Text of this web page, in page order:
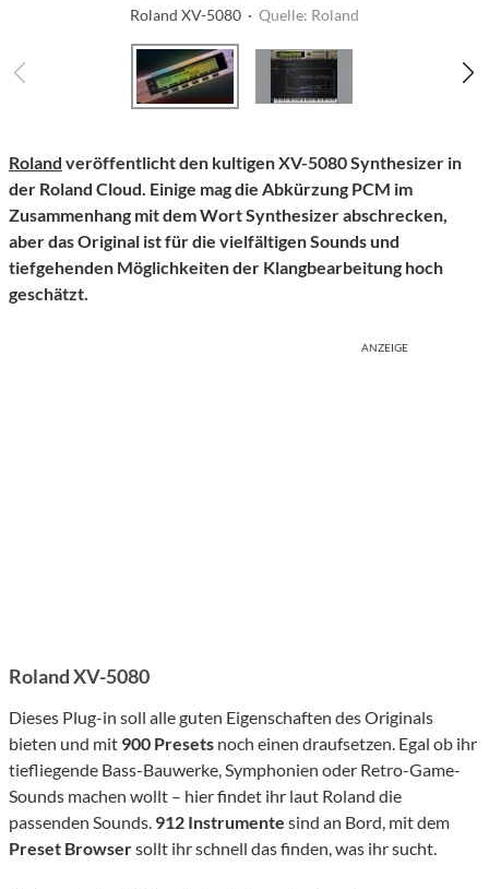
Roland XV-5080 · Quelle: Roland
Roland veröffentlicht den kultigen XV-5080 Synthesizer in
der Roland Cloud. Einige mag die Abkürzung PCM im
Zusammenhang mit dem Wort Synthesizer abschrecken,
aber das Original ist für die vielfältigen Sounds und
tiefgehenden Möglichkeiten der Klangbearbeitung hoch
geschätzt.
ANZEIGE
Roland XV-5080
Dieses Plug-in soll alle guten Eigenschaften des Originals
bieten und mit 900 Presets noch einen draufsetzen. Egal ob ihr
tiefliegende Bass-Bauwerke, Symphonien oder Retro-Game-
Sounds machen wollt – hier findet ihr laut Roland die
passenden Sounds. 912 Instrumente sind an Bord, mit dem
Preset Browsersollt ihr schnell das finden, was ihr sucht.